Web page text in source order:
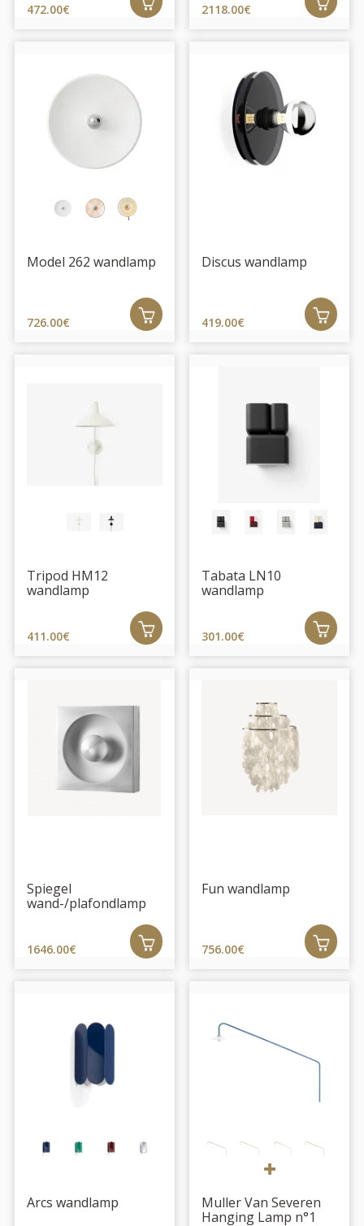
472.00€ 2118.00€
Model 262 wandlamp
726.00€
Discus wandlamp
419.00€
Tripod HM12
wandlamp
411.00€
Tabata LN10
wandlamp
301.00€
Spiegel
wand-/plafondlamp
1646.00€
Fun wandlamp
756.00€
Arcs wandlamp
Muller Van Severen
Hanging Lamp n°1